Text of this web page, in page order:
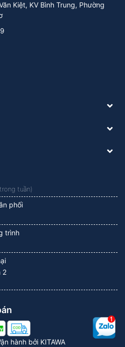
Kiệt, KV Bình Trung, Phường
tuần)
phối
trình
2
hành bởi KITAWA